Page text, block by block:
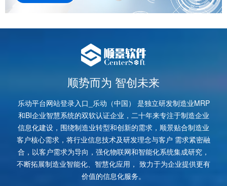
顺势而为 智创未来
乐动平台网站登录入口_乐动（中国） 是独立研发制造业MRP
和BI企业智慧系统的双软认证企业，二十年来专注于制造企业
信息化建设，围绕制造业转型和创新的需求，顺景贴合制造业
客户核心需求，将行业信息技术及研发理念与客户 需求紧密融
合，以客户需求为导向，强化物联网和智能化系统集成研究，
不断拓展制造业智能化、智慧化应用， 致力于为企业提供更有
价值的信息化服务。